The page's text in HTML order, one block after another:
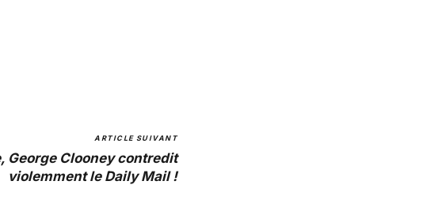
ARTICLE SUIVANT
George Clooney contredit
violemment le Daily Mail !